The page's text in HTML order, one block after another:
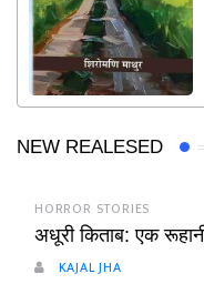
NEW REALESED
HORROR STORIES
अधूरी किताब: एक
KAJAL JHA